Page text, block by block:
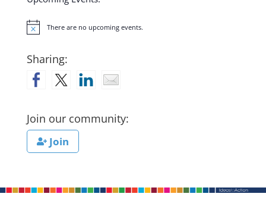
Notice There are no upcoming events.
Sharing:
Join our community:
Join